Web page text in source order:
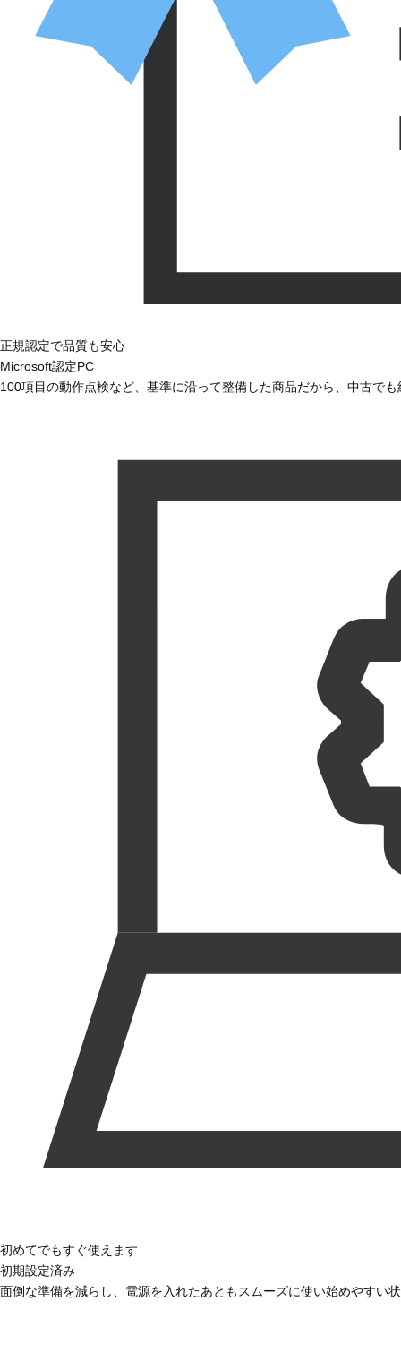
正規認定で品質も安心
Microsoft認定PC
100項目の動作点検など、基準に沿って整備した商品だから、中古で
初めてでもすぐ使えます
初期設定済み
面倒な準備を減らし、電源を入れたあともスムーズに使い始めやすい